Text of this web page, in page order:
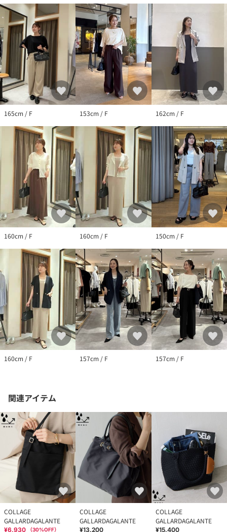
入荷情報や残り1点の通知、完売カラーの再入荷、セール情報など
を受け取ることができます。
※撮影場所やお使いのモニター環境により若干お色味が異なる場
合がございます。
特にロケの撮影では明るく見える傾向にございます。詳細撮影画
像で色味をお確かめくださいます様お願いいたします。
※サンプルで撮影をしております。若干の仕様が変更になる場合
がございますので予めご了承の上ご注文くださいますようお願い
いたします。
※サンプルでの採寸のためあくまで目安となります。予めご了承
165cm / F 153cm / F 162cm / F
160cm / F 160cm / F 150cm / F
160cm / F 157cm / F 157cm / F
関連アイテム
COLLAGE
GALLARDAGALANTE
¥6,930 （30%OFF）
COLLAGE
GALLARDAGALANTE
¥13,200
COLLAGE
GALLARDAGALANTE
¥15,400